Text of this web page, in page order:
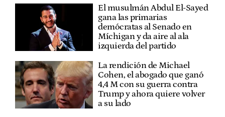
El musulmán Abdul El-Sayed
gana las primarias
demócratas al Senado en
Míchigan y da aire al ala
izquierda del partido
La rendición de Michael
Cohen, el abogado que ganó
4,4 M con su guerra contra
Trump y ahora quiere volver
a su lado